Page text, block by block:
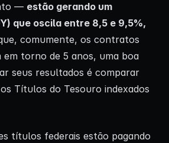
— estão gerando um
que oscila entre 8,5 e 9,5%,
comumente, os contratos
em torno de 5 anos, uma boa
seus resultados é comparar
Títulos do Tesouro indexados
títulos federais estão pagando